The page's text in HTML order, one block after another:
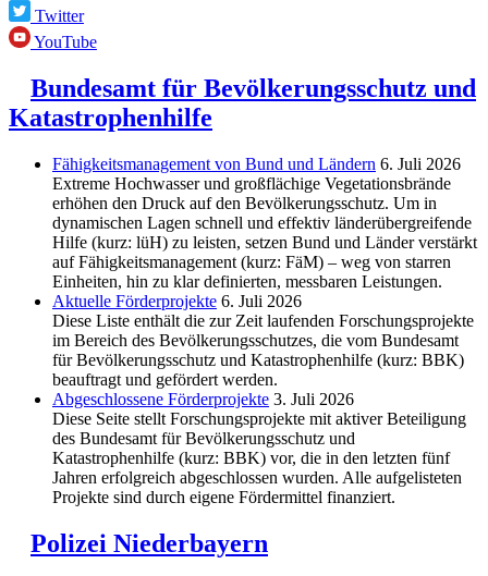
Twitter
YouTube
Bundesamt für Bevölkerungsschutz und
Katastrophenhilfe
Fähigkeitsmanagement von Bund und Ländern 6. Juli 2026
Extreme Hochwasser und großflächige Vegetationsbrände
erhöhen den Druck auf den Bevölkerungsschutz. Um in
dynamischen Lagen schnell und effektiv länderübergreifende
Hilfe (kurz: lüH) zu leisten, setzen Bund und Länder verstärkt
auf Fähigkeitsmanagement (kurz: FäM) – weg von starren
Einheiten, hin zu klar definierten, messbaren Leistungen.
Aktuelle Förderprojekte 6. Juli 2026
Diese Liste enthält die zur Zeit laufenden Forschungsprojekte
im Bereich des Be­völkerungs­schutzes, die vom Bundesamt
für Bevölkerungsschutz und Katastrophenhilfe (kurz: BBK)
beauftragt und gefördert werden.
Abgeschlos­sene Förderprojekte 3. Juli 2026
Diese Seite stellt Forschungsprojekte mit aktiver Beteiligung
des Bundesamt für Bevölkerungsschutz und
Katastrophenhilfe (kurz: BBK) vor, die in den letzten fünf
Jahren erfolgreich abgeschlossen wurden. Alle aufgelisteten
Projekte sind durch eigene Fördermittel finanziert.
Polizei Niederbayern